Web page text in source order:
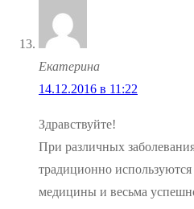
Екатерина
14.12.2016 в 11:22
Здравствуйте!
При различных
традиционно
медицины и весьма